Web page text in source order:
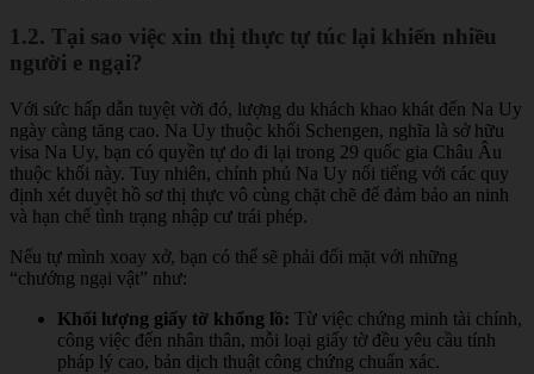
1.2. Tại sao việc xin thị thực tự túc lại khiến nhiều
người e ngại?
Với sức hấp dẫn tuyệt vời đó, lượng du khách khao khát đến Na Uy
ngày càng tăng cao. Na Uy thuộc khối Schengen, nghĩa là sở hữu
visa Na Uy, bạn có quyền tự do đi lại trong 29 quốc gia Châu Âu
thuộc khối này. Tuy nhiên, chính phủ Na Uy nổi tiếng với các quy
định xét duyệt hồ sơ thị thực vô cùng chặt chẽ để đảm bảo an ninh
và hạn chế tình trạng nhập cư trái phép.
Nếu tự mình xoay xở, bạn có thể sẽ phải đối mặt với những
“chướng ngại vật” như:
Khối lượng giấy tờ khổng lồ: Từ việc chứng minh tài chính,
công việc đến nhân thân, mỗi loại giấy tờ đều yêu cầu tính
pháp lý cao, bản dịch thuật công chứng chuẩn xác.